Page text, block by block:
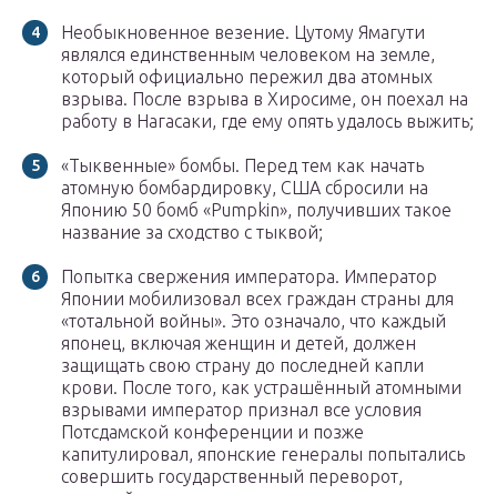
Необыкновенное везение. Цутому Ямагути
являлся единственным человеком на земле,
который официально пережил два атомных
взрыва. После взрыва в Хиросиме, он поехал на
работу в Нагасаки, где ему опять удалось выжить;
«Тыквенные» бомбы. Перед тем как начать
атомную бомбардировку, США сбросили на
Японию 50 бомб «Pumpkin», получивших такое
название за сходство с тыквой;
Попытка свержения императора. Император
Японии мобилизовал всех граждан страны для
«тотальной войны». Это означало, что каждый
японец, включая женщин и детей, должен
защищать свою страну до последней капли
крови. После того, как устрашённый атомными
взрывами император признал все условия
Потсдамской конференции и позже
капитулировал, японские генералы попытались
совершить государственный переворот,